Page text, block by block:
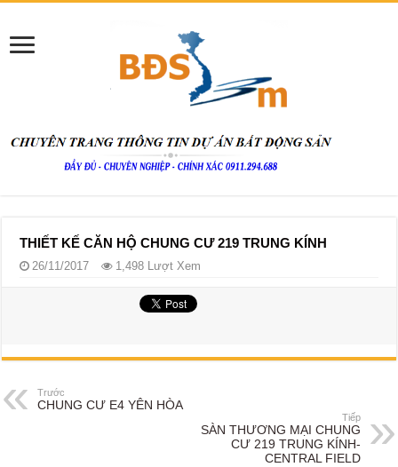
THIẾT KẾ CĂN HỘ CHUNG CƯ 219 TRUNG KÍNH
26/11/2017 1,498 Lượt Xem
Trước
CHUNG CƯ E4 YÊN HÒA
Tiếp
SÀN THƯƠNG MẠI CHUNG
CƯ 219 TRUNG KÍNH-
CENTRAL FIELD